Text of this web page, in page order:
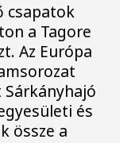
csapatok
a Tagore
Az Európa
és
össze a